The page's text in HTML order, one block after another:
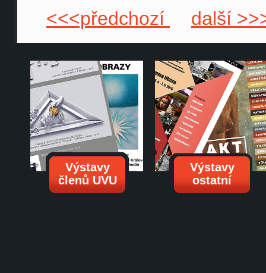
<<<předchozí další
Výstavy
členů UVU
Výstavy
ostatní